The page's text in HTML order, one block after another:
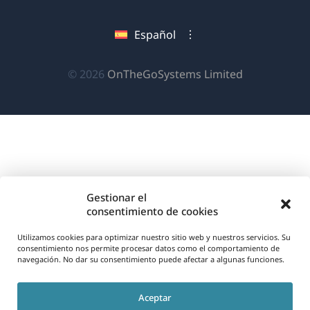
Gestionar el
consentimiento de cookies
Utilizamos cookies para optimizar nuestro sitio web y nuestros servicios. Su
consentimiento nos permite procesar datos como el comportamiento de
navegación. No dar su consentimiento puede afectar a algunas funciones.
Aceptar
© 2026 OnTheGoSystems Limited(se
en
Español
una
ventana)
una
ventana)ventana)